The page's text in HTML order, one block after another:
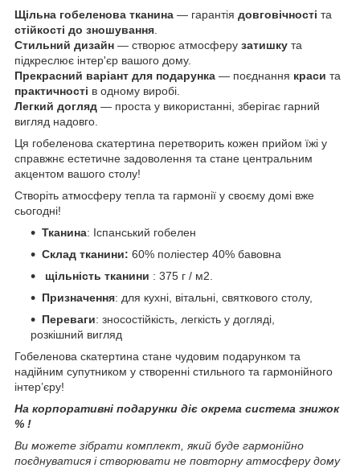
Щільна гобеленова тканина — гарантія довговічності та
стійкості до зношування
Стильний дизайн — створює атмосферу затишку та
підкреслює інтер'єр вашого дому.
Прекрасний варіант для подарунка — поєднання краси та
практичності в одному виробі.
Легкий догляд — проста у використанні, зберігає гарний
вигляд надовго.
Ця гобеленова скатертина перетворить кожен прийом їжі у
справжнє естетичне задоволення та стане центральним
акцентом вашого столу!
Створіть атмосферу тепла та гармонії у своєму домі вже
сьогодні!
Тканина: Іспанський гобелен
Склад тканини: 60% поліестер 40% бавовна
щільність тканини : 375 г / м2.
Призначення: для кухні, вітальні, святкового столу,
Переваги: зносостійкість, легкість у догляді,
розкішний вигляд
Гобеленова скатертина стане чудовим подарунком та
надійним супутником у створенні стильного та гармонійного
інтер’єру!
На корпоративні подарунки діє окрема система знижок
% !
Ви можете зібрати комплект, який буде гармонійно
поєднуватися і створювати не повторну атмосферу дому